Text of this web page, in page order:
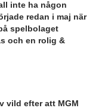
inte ha någon
redan i maj när
spelbolaget
och en rolig &
vild efter att MGM